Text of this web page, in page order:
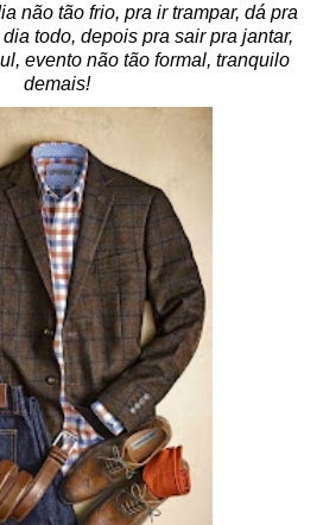
não tão frio, pra ir trampar, dá pra
todo, depois pra sair pra jantar,
evento não tão formal, tranquilo
demais!